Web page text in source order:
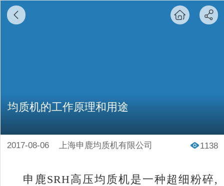
均质机的工作原理和用途
2017-08-06 上海申鹿均质机有限公司 1138
申鹿SRH高压均质机是一种超细粉碎,